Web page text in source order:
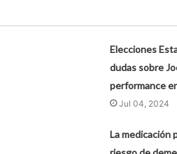
Elecciones
dudas sobre
performance
Jul 04, 2024
La medicación